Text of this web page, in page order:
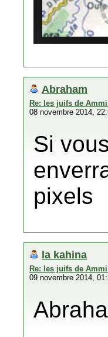
Abraham
Re: les juifs de
08 novembre 2014,
Si
pixels
la kahina
Re: les juifs de
09 novembre 2014,